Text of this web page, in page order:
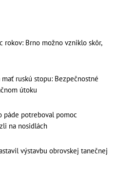
rokov: Brno možno vzniklo skôr,
ruskú stopu: Bezpečnostné
útoku
páde potreboval pomoc
na nosidlách
výstavbu obrovskej tanečnej